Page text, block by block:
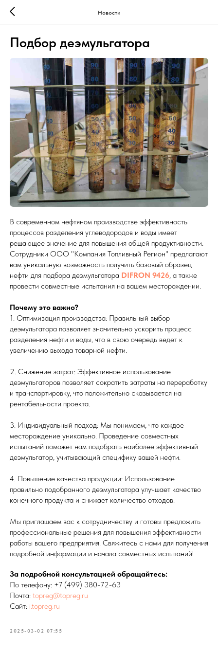
Новости
Подбор деэмульгатора
В современном нефтяном производстве эффективность
процессов разделения углеводородов и воды имеет
решающее значение для повышения общей продуктивности.
Сотрудники ООО "Компания Топливный Регион" предлагают
вам уникальную возможность получить базовый образец
нефти для подбора деэмульгатора DIFRON 9426, а также
провести совместные испытания на вашем месторождении.
Почему это важно?
1. Оптимизация производства: Правильный выбор
деэмульгатора позволяет значительно ускорить процесс
разделения нефти и воды, что в свою очередь ведет к
увеличению выхода товарной нефти.
2. Снижение затрат: Эффективное использование
деэмульгаторов позволяет сократить затраты на переработку
и транспортировку, что положительно сказывается на
рентабельности проекта.
3. Индивидуальный подход: Мы понимаем, что каждое
месторождение уникально. Проведение совместных
испытаний поможет нам подобрать наиболее эффективный
деэмульгатор, учитывающий специфику вашей нефти.
4. Повышение качества продукции: Использование
правильно подобранного деэмульгатора улучшает качество
конечного продукта и снижает количество отходов.
Мы приглашаем вас к сотрудничеству и готовы предложить
профессиональные решения для повышения эффективности
работы вашего предприятия. Свяжитесь с нами для получения
подробной информации и начала совместных испытаний!
За подробной консультацией обращайтесь:
По телефону: +7 (499) 380-72-63
Почта: topreg@topreg.ru
Сайт: i.topreg.ru
2025-03-02 07:55